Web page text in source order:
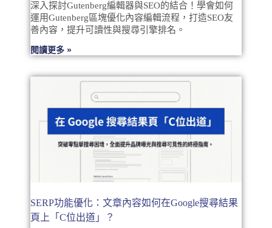
深入探討Gutenberg編輯器與SEO的結合！學會如何
運用Gutenberg區塊優化內容編輯流程，打造SEO友
善內容，提升可讀性與搜尋引擎排名。
閱讀更多 »
SERP功能優化：文章內容如何在Google搜尋結果
頁上「C位出道」？